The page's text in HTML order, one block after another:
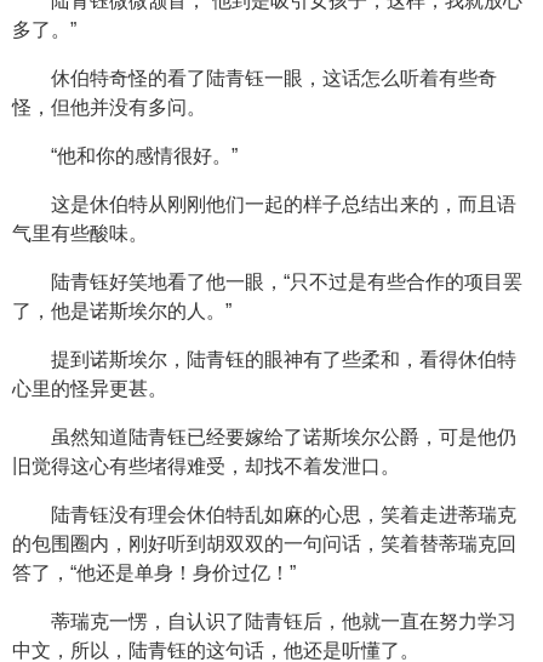
多了。”
休伯特奇怪的看了陆青钰一眼，这话怎么听着有些奇
怪，但他并没有多问。
“他和你的感情很好。”
这是休伯特从刚刚他们一起的样子总结出来的，而且语
气里有些酸味。
陆青钰好笑地看了他一眼，“只不过是有些合作的项目罢
了，他是诺斯埃尔的人。”
提到诺斯埃尔，陆青钰的眼神有了些柔和，看得休伯特
心里的怪异更甚。
虽然知道陆青钰已经要嫁给了诺斯埃尔公爵，可是他仍
旧觉得这心有些堵得难受，却找不着发泄口。
陆青钰没有理会休伯特乱如麻的心思，笑着走进蒂瑞克
的包围圈内，刚好听到胡双双的一句问话，笑着替蒂瑞克回
答了，“他还是单身！身价过亿！”
蒂瑞克一愣，自认识了陆青钰后，他就一直在努力学习
中文，所以，陆青钰的这句话，他还是听懂了。